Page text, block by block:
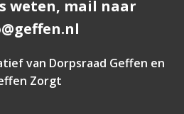
weten, mail naar
van Dorpsraad Geffen en
Zorgt